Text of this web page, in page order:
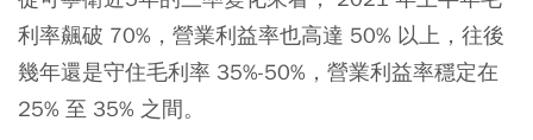
利率飆破 70%，營業利益率也高達 50% 以上，往後
幾年還是守住毛利率 35%-50%，營業利益率穩定在
25% 至 35% 之間。